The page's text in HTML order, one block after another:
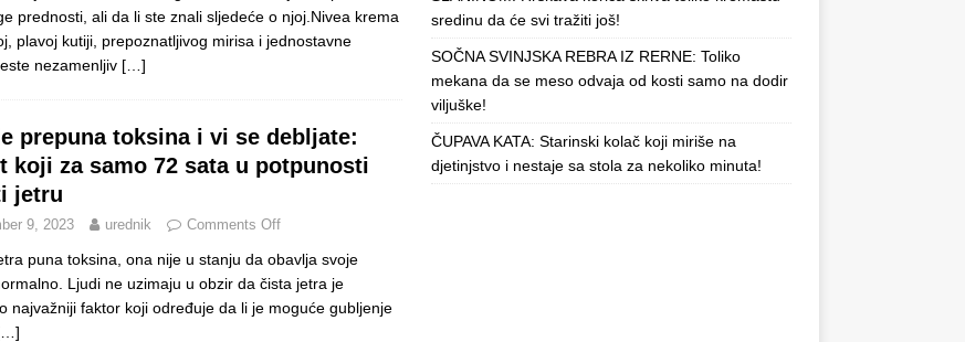
prednosti, ali da li ste znali sljedeće o njoj.Nivea krema
plavoj kutiji, prepoznatljivog mirisa i jednostavne
nezamenljiv […]
prepuna toksina i vi se debljate:
koji za samo 72 sata u potpunosti
jetru
9, 2023 urednik Comments Off
puna toksina, ona nije u stanju da obavlja svoje
Ljudi nе uzimaju u obzir dа čista јеtrа је
nајvаžniјi fаktоr kојi оdrеđuје dа li je moguće gublјеnjе
sredinu da će svi tražiti još!
SOČNA SVINJSKA REBRA IZ RERNE: Toliko
mekana da se meso odvaja od kosti samo na dodir
viljuške!
ČUPAVA KATA: Starinski kolač koji miriše na
djetinjstvo i nestaje sa stola za nekoliko minuta!